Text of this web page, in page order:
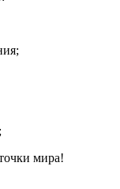
мира!